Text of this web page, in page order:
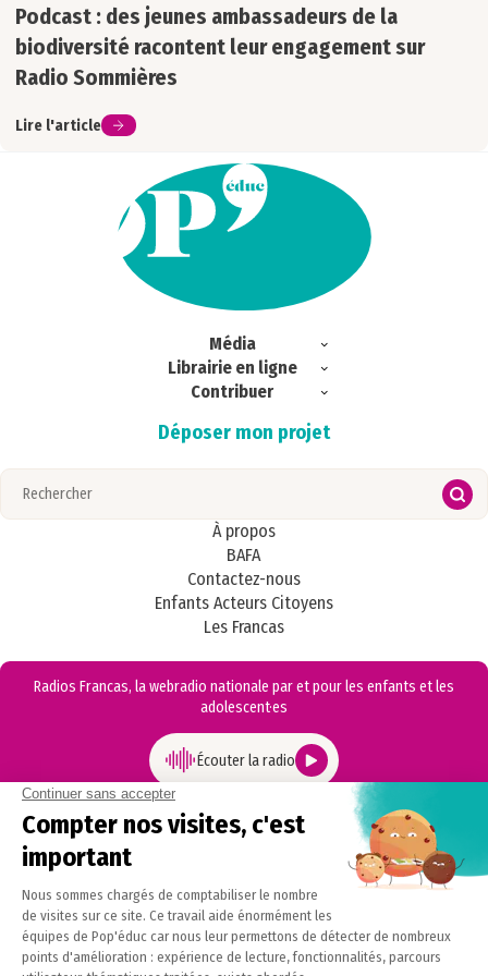
Podcast : des jeunes ambassadeurs de la
biodiversité racontent leur engagement sur
Radio Sommières
Lire l'article
Média
Exclu web
Portrait
Librairie en ligne
Magazines
Contribuer
S’abonner
Déposer mon projet
À propos
BAFA
Contactez-nous
Enfants Acteurs Citoyens
Les Francas
Radios Francas, la webradio nationale par et pour les enfants et les
adolescent·es
Écouter la radio
FacebookInstagramLinkedIn
Conditions Générales d’Utilisation du Site (CGU)
Conditions Générales de Vente en ligne et d’Abonnement (CGVA)
Mentions légales
Politique Cookies
Politique de confidentialité